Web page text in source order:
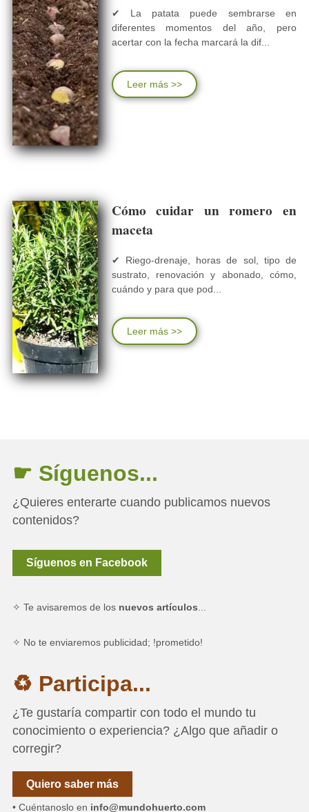
✔ La patata puede sembrarse en
diferentes momentos del año, pero
acertar con la fecha marcará la dif...
Leer más >>
Cómo cuidar un romero en
maceta
✔ Riego-drenaje, horas de sol, tipo de
sustrato, renovación y abonado, cómo,
cuándo y para que pod...
Leer más >>
☛ Síguenos...
¿Quieres enterarte cuando publicamos nuevos
contenidos?
Síguenos en Facebook
✧ Te avisaremos de los nuevos artículos
✧ No te enviaremos publicidad; !prometido!
♻ Participa...
¿Te gustaría compartir con todo el mundo tu
conocimiento o experiencia? ¿Algo que añadir o
corregir?
Quiero saber más
• Cuéntanoslo en info@mundohuerto.com